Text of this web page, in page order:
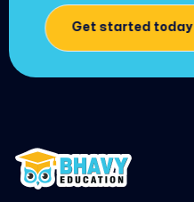
Get started today